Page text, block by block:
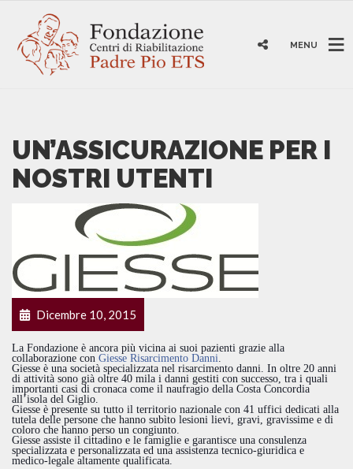
MENU
UN’ASSICURAZIONE PER I
NOSTRI UTENTI
Dicembre 10, 2015
La Fondazione è ancora più vicina ai suoi pazienti grazie alla
collaborazione con Giesse Risarcimento Danni.
Giesse è una società specializzata nel risarcimento danni. In oltre 20 anni
di attività sono già oltre 40 mila i danni gestiti con successo, tra i quali
importanti casi di cronaca come il naufragio della Costa Concordia
all’isola del Giglio.
Giesse è presente su tutto il territorio nazionale con 41 uffici dedicati alla
tutela delle persone che hanno subìto lesioni lievi, gravi, gravissime e di
coloro che hanno perso un congiunto.
Giesse assiste il cittadino e le famiglie e garantisce una consulenza
specializzata e personalizzata ed una assistenza tecnico-giuridica e
medico-legale altamente qualificata.